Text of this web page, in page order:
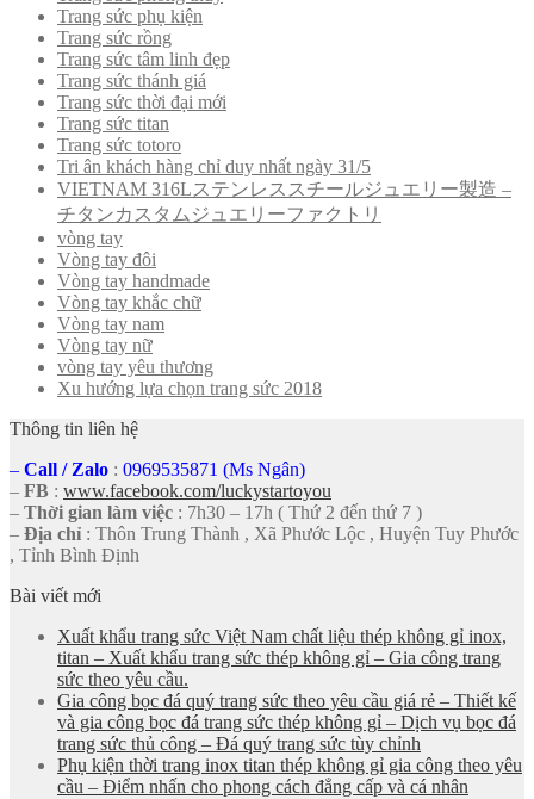
Trang sức phụ kiện
Trang sức rồng
Trang sức tâm linh đẹp
Trang sức thánh giá
Trang sức thời đại mới
Trang sức titan
Trang sức totoro
Tri ân khách hàng chỉ duy nhất ngày 31/5
VIETNAM 316Lステンレススチールジュエリー製造 –
チタンカスタムジュエリーファクトリ
vòng tay
Vòng tay đôi
Vòng tay handmade
Vòng tay khắc chữ
Vòng tay nam
Vòng tay nữ
vòng tay yêu thương
Xu hướng lựa chọn trang sức 2018
Thông tin liên hệ
– Call / Zalo : 0969535871 (Ms Ngân)
– FB : www.facebook.com/luckystartoyou
– Thời gian làm việc : 7h30 – 17h ( Thứ 2 đến thứ 7 )
– Địa chỉ : Thôn Trung Thành , Xã Phước Lộc , Huyện Tuy Phước
, Tỉnh Bình Định
Bài viết mới
Xuất khẩu trang sức Việt Nam chất liệu thép không gỉ inox,
titan – Xuất khẩu trang sức thép không gỉ – Gia công trang
sức theo yêu cầu.
Gia công bọc đá quý trang sức theo yêu cầu giá rẻ – Thiết kế
và gia công bọc đá trang sức thép không gỉ – Dịch vụ bọc đá
trang sức thủ công – Đá quý trang sức tùy chỉnh
Phụ kiện thời trang inox titan thép không gỉ gia công theo yêu
cầu – Điểm nhấn cho phong cách đẳng cấp và cá nhân